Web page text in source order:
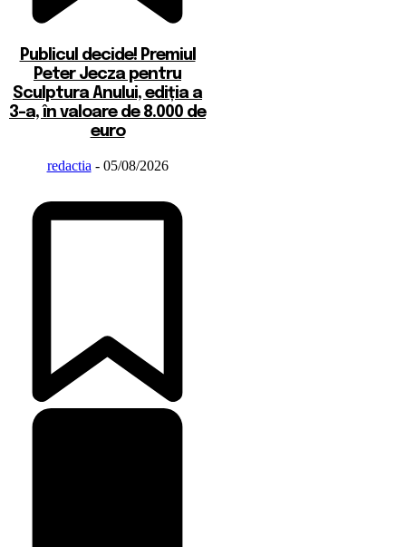
Publicul decide! Premiul
Peter Jecza pentru
Sculptura Anului, ediția a
3-a, în valoare de 8.000 de
euro
redactia - 05/08/2026